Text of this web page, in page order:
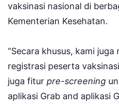
vaksinasi nasional di
Kementerian Kesehatan.
“Secara khusus, kami
registrasi peserta
juga fitur pre-screening
aplikasi Grab and aplikasi